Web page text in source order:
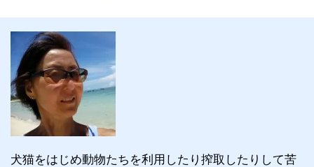
犬猫をはじめ動物たちを利用したり搾取したりして苦